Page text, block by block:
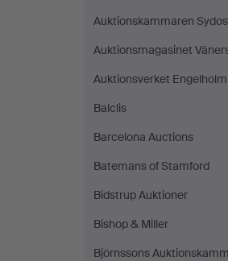
Auktionskammaren
Auktionsmagasinet
Auktionsverket Engelholm
Balclis
Barcelona Auctions
Batemans of Stamford
Bidstrup Auktioner
Bishop & Miller
Björnssons